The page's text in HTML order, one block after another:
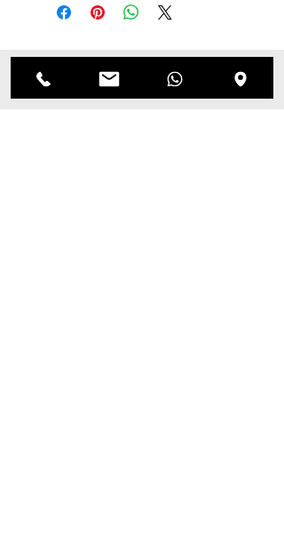
Largura : 5,3 cm
Produtos